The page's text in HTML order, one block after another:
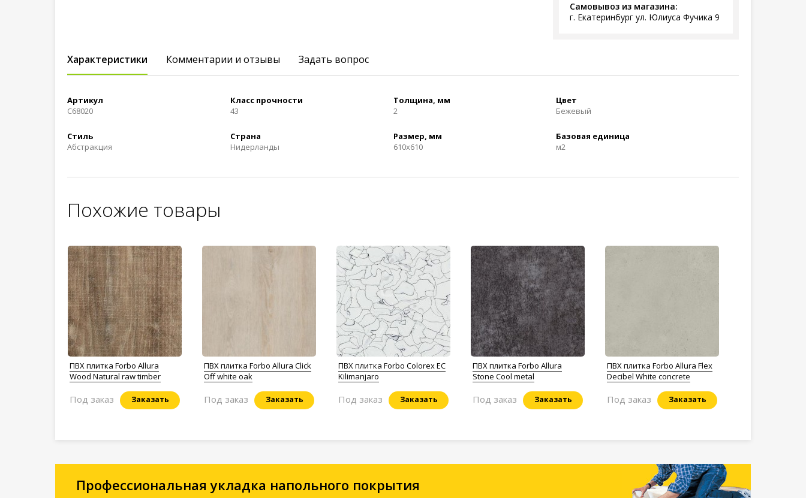
Самовывоз из магазина:
г. Екатеринбург ул. Юлиуса Фучика 9
Характеристики Комментарии и отзывы Задать вопрос
Артикул
C68020
Класс прочности
43
Толщина, мм
2
Цвет
Бежевый
Стиль
Абстракция
Страна
Нидерланды
Размер, мм
610x610
Базовая единица
м2
Похожие товары
ПВХ плитка Forbo Allura
Wood Natural raw timber
Заказать
Под заказ
ПВХ плитка Forbo Allura Click
Off white oak
Заказать
Под заказ
ПВХ плитка Forbo Colorex EC
Kilimanjaro
Заказать
Под заказ
ПВХ плитка Forbo Allura
Stone Cool metal
Заказать
Под заказ
ПВХ плитка Forbo Allura Flex
Decibel White concrete
Заказать
Под заказ
Профессиональная укладка напольного покрытия